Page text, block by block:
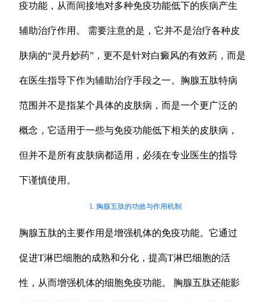
疫功能，从而间接地对多种免疫功能低下的疾病产生
辅助治疗作用。 需要注意的是，它并不是治疗各种皮
肤病的“灵丹妙药”，更不是针对白癜风的有效药，而是
在医生指导下作为辅助治疗手段之一。胸腺五肽特病
范围并不是指某个具体的皮肤病，而是一个更广泛的
概念，它适用于一些与免疫功能低下相关的皮肤病，
但并不是所有皮肤病都适用，必须在专业医生的指导
下谨慎使用。
1. 胸腺五肽的功效与作用机制
胸腺五肽的主要作用是增强机体的免疫功能。它通过
促进T淋巴细胞的成熟和分化，提高T淋巴细胞的活
性，从而增强机体的细胞免疫功能。 胸腺五肽还能影